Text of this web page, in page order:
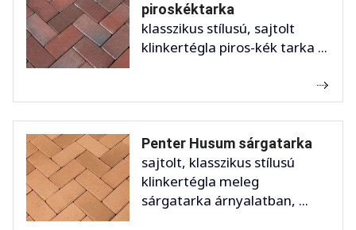
piroskéktarka
klasszikus stílusú, sajtolt
klinkertégla piros-kék tarka ...
Penter Husum sárgatarka
sajtolt, klasszikus stílusú
klinkertégla meleg
sárgatarka árnyalatban, ...